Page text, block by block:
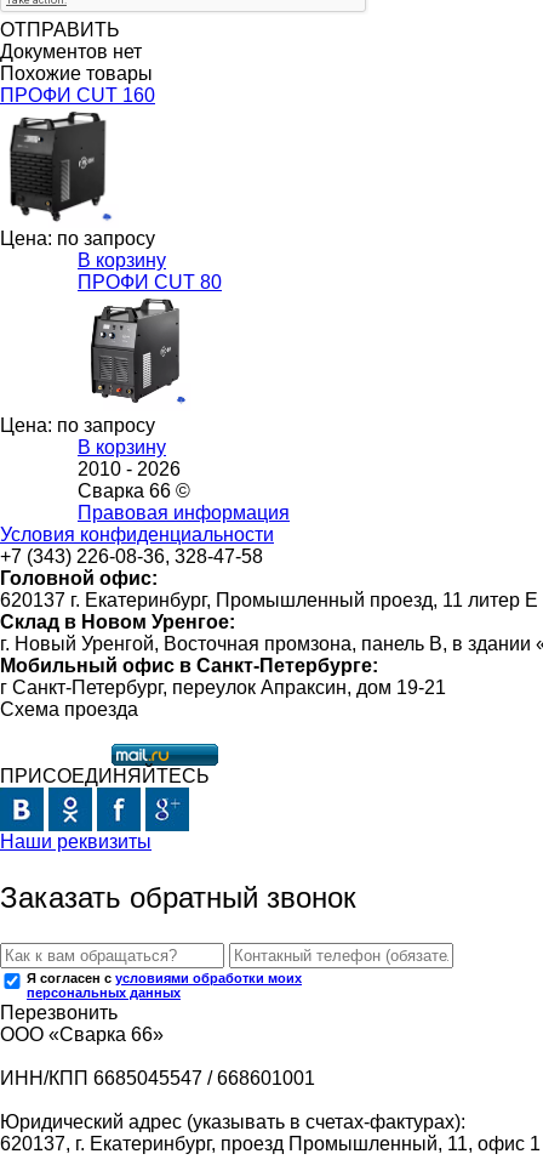
ОТПРАВИТЬ
Документов нет
Похожие товары
ПРОФИ CUT 160
Цена: по запросу
В корзину
ПРОФИ CUT 80
Цена: по запросу
В корзину
2010 - 2026
Сварка 66 ©
Правовая информация
Условия конфиденциальности
+7 (343) 226-08-36, 328-47-58
Головной офис:
620137 г. Екатеринбург, Промышленный проезд, 11 литер Е
Склад в Новом Уренгое:
г. Новый Уренгой, Восточная промзона, панель В, в
Мобильный офис в Санкт-Петербурге:
г Санкт-Петербург, переулок Апраксин, дом 19-21
Схема проезда
ПРИСОЕДИНЯЙТЕСЬ
Наши реквизиты
Заказать обратный звонок
Я согласен с условиями обработки моих
персональных данных
Перезвонить
ООО «Сварка 66»
ИНН/КПП 6685045547 / 668601001
Юридический адрес (указывать в счетах-фактурах):
620137, г. Екатеринбург, проезд Промышленный, 11, офис 1